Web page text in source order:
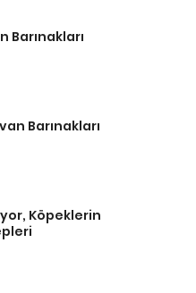
Barınakları
Barınakları
Köpeklerin